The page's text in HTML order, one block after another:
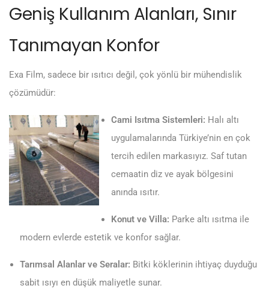
Geniş Kullanım Alanları, Sınır
Tanımayan Konfor
Exa Film, sadece bir ısıtıcı değil, çok yönlü bir mühendislik
çözümüdür:
Cami Isıtma Sistemleri: Halı altı
uygulamalarında Türkiye’nin en çok
tercih edilen markasıyız. Saf tutan
cemaatin diz ve ayak bölgesini
anında ısıtır.
Konut ve Villa: Parke altı ısıtma ile
modern evlerde estetik ve konfor sağlar.
Tarımsal Alanlar ve Seralar: Bitki köklerinin ihtiyaç duyduğu
sabit ısıyı en düşük maliyetle sunar.